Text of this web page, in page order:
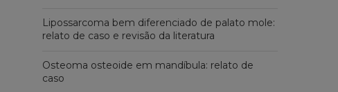
Lipossarcoma bem diferenciado de palato mole:
relato de caso e revisão da literatura
Osteoma osteoide em mandíbula: relato de
caso